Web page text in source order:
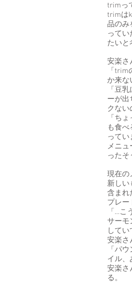
trimっ
trimは
品のみ
って
たいと
安楽さ
「
か来な
「豆
ーが出
クない
「ち
も食
ってい
メニュ
ったそ
現在の
新しい
含まれ
プレー
「…
サーモ
して
安楽さ
「パ
イル、
安楽さ
る。